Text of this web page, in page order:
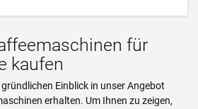
für
kaufen
Einblick in unser Angebot
erhalten. Um Ihnen zu zeigen,